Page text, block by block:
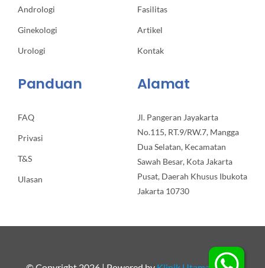
Andrologi
Ginekologi
Urologi
Fasilitas
Artikel
Kontak
Panduan
FAQ
Privasi
T&S
Ulasan
Alamat
Jl. Pangeran Jayakarta
No.115, RT.9/RW.7, Mangga
Dua Selatan, Kecamatan
Sawah Besar, Kota Jakarta
Pusat, Daerah Khusus Ibukota
Jakarta 10730